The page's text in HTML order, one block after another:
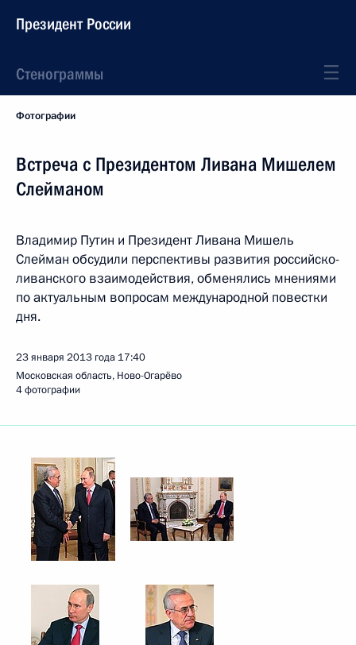
Президент России
Стенограммы
Фотографии
Встреча с Президентом Ливана Мишелем
Слейманом
Владимир Путин и Президент Ливана Мишель
Слейман обсудили перспективы развития российско-
ливанского взаимодействия, обменялись мнениями
по актуальным вопросам международной повестки
дня.
23 января 2013 года 17:40
Московская область, Ново-Огарёво
4 фотографии